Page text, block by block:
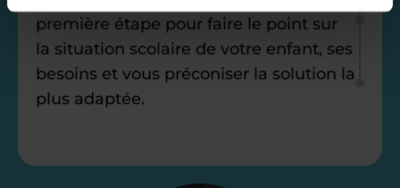
première étape pour faire le point sur
la situation scolaire de votre enfant, ses
besoins et vous préconiser la solution la
plus adaptée.
Étape 2